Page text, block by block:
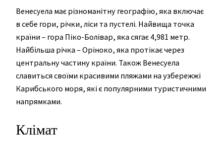
Венесуела має різноманітну географію, яка включає
в себе гори, річки, ліси та пустелі. Найвища точка
країни – гора Піко-Болівар, яка сягає 4,981 метр.
Найбільша річка – Оріноко, яка протікає через
центральну частину країни. Також Венесуела
славиться своїми красивими пляжами на узбережжі
Карибського моря, які є популярними туристичними
напрямками.
Клімат